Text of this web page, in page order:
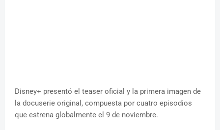
Disney+ presentó el teaser oficial y la primera imagen de
la docuserie original, compuesta por cuatro episodios
que estrena globalmente el 9 de noviembre.